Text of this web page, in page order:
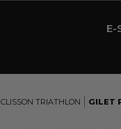
E-
CLISSON TRIATHLON GILET